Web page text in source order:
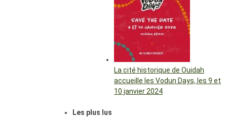
La cité historique de Ouidah
accueille les Vodun Days, les 9 et
10 janvier 2024
Les plus lus